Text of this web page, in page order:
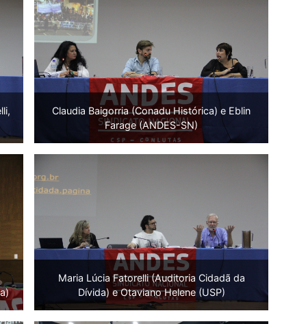
Claudia Baigorria (Conadu Histórica) e Eblin
Farage (ANDES-SN)
Maria Lúcia Fatorelli (Auditoria Cidadã da
Dívida) e Otaviano Helene (USP)